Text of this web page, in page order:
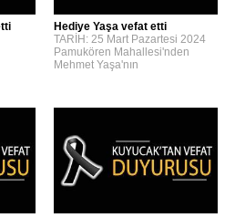
Hediye Yaşa vefat etti
TARİH: 25 Mart Pazartesi 2024
Pamukören Mahallesi'nden
Mehmet Yaşa'nın